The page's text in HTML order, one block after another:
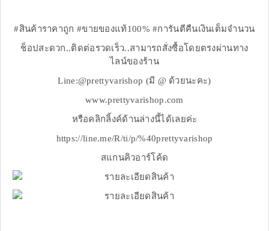
#สินค้าราคาถูก #ขายของแท้100% #การันตีคืนเงินเต็มจำนวน
ช็อปสะดวก..ติดต่อรวดเร็ว..สามารถสั่งซื้อโดยตรงผ่านทาง
ไลน์ของร้าน
Line:@prettyvarishop (มี @ ด้วยนะคะ)
www.prettyvarishop.com
หรือคลิกลิ้งค์ด้านล่างนี้ได้เลยค่ะ
https://line.me/R/ti/p/%40prettyvarishop
สแกนคิวอาร์โค้ด